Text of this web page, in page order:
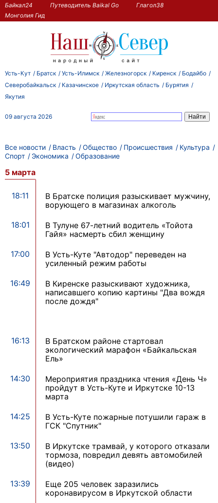
Байкал24 Путеводитель Baikal Go
Глагол38
Монголия Гид
Усть-Кут Братск Усть-Илимск Железногорск Киренск
Бодайбо
Северобайкальск
Казачинское Иркутская область
Бурятия
Якутия
09 августа 2026
Все новости Власть Общество Происшествия
Культура
Спорт
Экономика Образование
5 марта
18:11
В Братске полиция разыскивает мужчину,
ворующего в магазинах алкоголь
18:01
В Тулуне 67-летний водитель «Тойота
Гайя» насмерть сбил женщину
17:00
В Усть-Куте "Автодор" переведен на
усиленный режим работы
16:49
В Киренске разыскивают художника,
написавшего копию картины "Два вождя
после дождя"
16:13
В Братском районе стартовал
экологический марафон «Байкальская
Ель»
14:30
Мероприятия праздника чтения «День Ч»
пройдут в Усть-Куте и Иркутске 10-13
марта
14:25
В Усть-Куте пожарные потушили гараж в
ГСК "Спутник"
13:50
В Иркутске трамвай, у которого отказали
тормоза, повредил девять автомобилей
(видео)
13:39
Еще 205 человек заразились
коронавирусом в Иркутской области